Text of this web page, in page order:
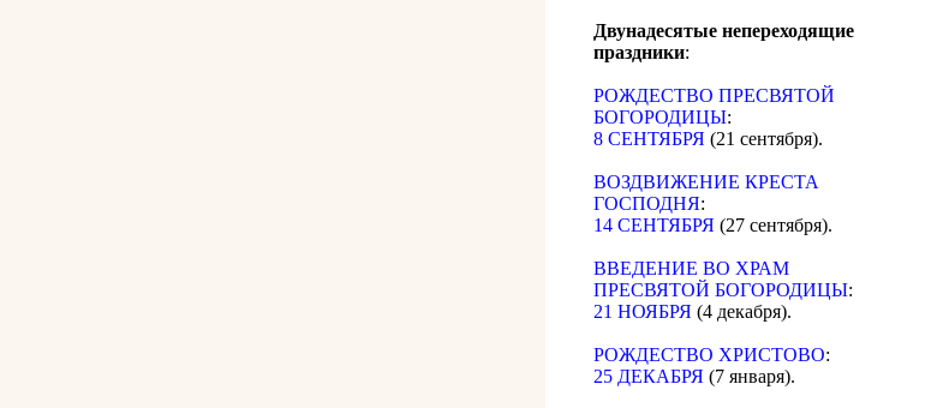
Двунадесятые непереходящие
праздники:
РОЖДЕСТВО ПРЕСВЯТОЙ
БОГОРОДИЦЫ:
8 СЕНТЯБРЯ (21 сентября).
ВОЗДВИЖЕНИЕ КРЕСТА
ГОСПОДНЯ:
14 СЕНТЯБРЯ (27 сентября).
ВВЕДЕНИЕ ВО ХРАМ
ПРЕСВЯТОЙ БОГОРОДИЦЫ:
21 НОЯБРЯ (4 декабря).
РОЖДЕСТВО ХРИСТОВО:
25 ДЕКАБРЯ (7 января).